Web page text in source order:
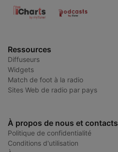
Ressources
Diffuseurs
Widgets
Match de foot à la radio
Sites Web de radio par pays
À propos de nous et contacts
Politique de confidentialité
Conditions d'utilisation